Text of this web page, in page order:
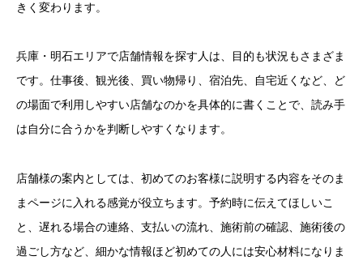
きく変わります。
兵庫・明石エリアで店舗情報を探す人は、目的も状況もさまざま
です。仕事後、観光後、買い物帰り、宿泊先、自宅近くなど、ど
の場面で利用しやすい店舗なのかを具体的に書くことで、読み手
は自分に合うかを判断しやすくなります。
店舗様の案内としては、初めてのお客様に説明する内容をそのま
まページに入れる感覚が役立ちます。予約時に伝えてほしいこ
と、遅れる場合の連絡、支払いの流れ、施術前の確認、施術後の
過ごし方など、細かな情報ほど初めての人には安心材料になりま